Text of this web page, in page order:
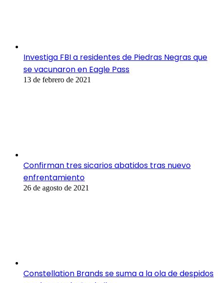
Investiga FBI a residentes de Piedras Negras que
se vacunaron en Eagle Pass
13 de febrero de 2021
Confirman tres sicarios abatidos tras nuevo
enfrentamiento
26 de agosto de 2021
Constellation Brands se suma a la ola de despidos